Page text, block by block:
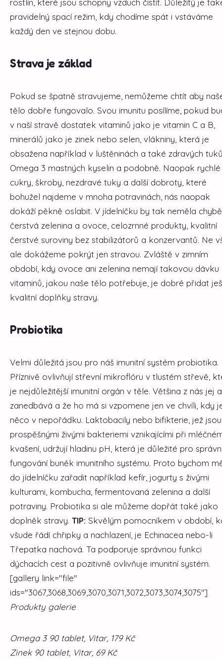
rostlin, které jsou schopny vzduch čistit. Důležitý je
pravidelný spací režim, kdy chodíme spát i vstáváme
každý den ve stejnou dobu.
Strava je základ
Pokud se špatně stravujeme, nemůžeme chtít aby
tělo dobře fungovalo. Svou imunitu posílíme, pokud
v naší stravě dostatek vitaminů jako je vitamin C a B,
minerálů jako je zinek nebo selen, vlákniny, která je
obsažena například v luštěninách a také zdravých
Omega 3 mastných kyselin a podobně. Naopak rychlé
cukry, škroby, nezdravé tuky a další dobroty, které
bohužel najdeme v mnoha potravinách, nás naopak
dokáží pěkně oslabit. V jídelníčku by tak neměla
čerstvá zelenina a ovoce, celozrnné produkty, kvalitní
čerstvé suroviny bez stabilizátorů a konzervantů. Ne
ale dokážeme pokrýt jen stravou. Zvláště v zimním
období, kdy ovoce ani zelenina nemají takovou dávku
vitaminů, jakou naše tělo potřebuje, je dobré přidat
kvalitní doplňky stravy.
Probiotika
Velmi důležitá jsou pro náš imunitní systém probiotika.
Příznivě ovlivňují střevní mikroflóru v tlustém střevě,
je nejdůležitější imunitní orgán v těle. Většina z nás jej
zanedbává a že ho má si vzpomene jen ve chvíli, kdy
něco v nepořádku. Laktobacily nebo bifikterie, jež jsou
prospěšnými živými bakteriemi vznikajícími při
kvašení, udržují hladinu pH, která je důležité pro
fungování buněk imunitního systému. Proto bychom
do jídelníčku zařadit například kefír, jogurty s živými
kulturami, kombucha, fermentovaná zelenina a další
potraviny. Probiotika si ale můžeme dopřát také jako
doplněk stravy. TIP: Skvělým pomocníkem v období,
všude řádí chřipky a nachlazení, je Echinacea nebo-li
Třepatka nachová. Ta podporuje správnou funkci
dýchacích cest a pozitivně ovlivňuje imunitní systém.
[gallery link="file"
ids="3067,3068,3069,3070,3071,3072,3073,3074,3075"]
Produkty galerie
Omega 3 90 tablet, Vitar, 179 Kč
Zinek 90 tablet, Vitar, 69 Kč